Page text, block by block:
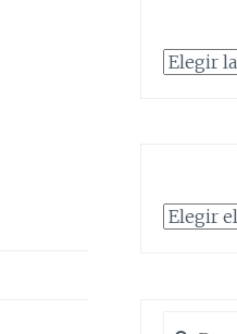
Categorías
Archivos